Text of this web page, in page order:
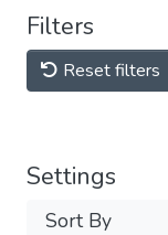
Filters
Reset filters
Settings
Sort By